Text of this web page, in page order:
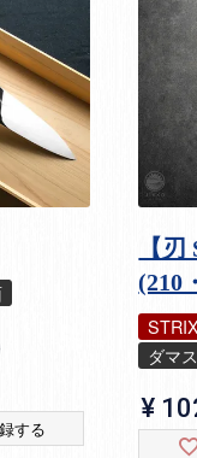
する
【
(210
STRIX
ダマ
¥